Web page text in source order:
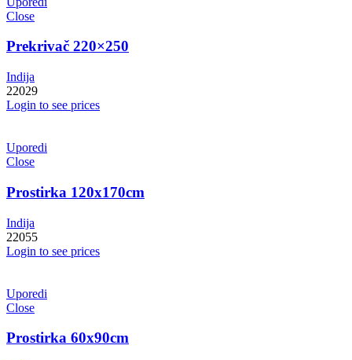
Close
Prekrivač 220×250
Indija
22029
Login to see prices
Uporedi
Close
Prostirka 120x170cm
Indija
22055
Login to see prices
Uporedi
Close
Prostirka 60x90cm